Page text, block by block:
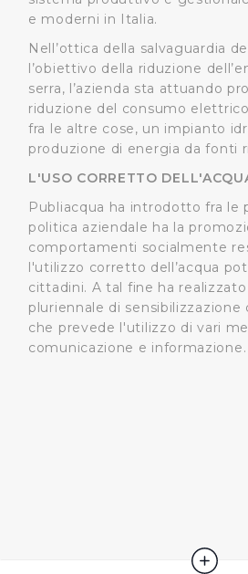
dalla Dichiarazione sui cookie.
Utilizziamo dei cookie tecnici
fruibile il sito web abilitandone
la navigazione sulle pagine e
protette. In linea con le preferenze
dall’Utente e con i consensi dallo
traffico sul nostro sito web, per
contenuti ed annunci e per fornire
media, condividendo informazioni
l’Utente utilizza il nostro sito con i
soggetti, che si occupano di
pubblicità e social media,
informazioni ricevute con altre
ha fornito loro o che hanno
della condivisione di informazioni
e moderni in Italia.
Nell’ottica della salvaguardia
l’obiettivo della riduzione
serra, l’azienda sta attuando
riduzione del consumo
fra le altre cose, un impianto
produzione di energia da fonti
L'USO CORRETTO
Publiacqua ha introdotto fra le
politica aziendale ha la
comportamenti socialmente
l'utilizzo corretto dell’acqua
cittadini. A tal fine ha
pluriennale di sensibilizzazione
che prevede l'utilizzo di vari
comunicazione e informazione.